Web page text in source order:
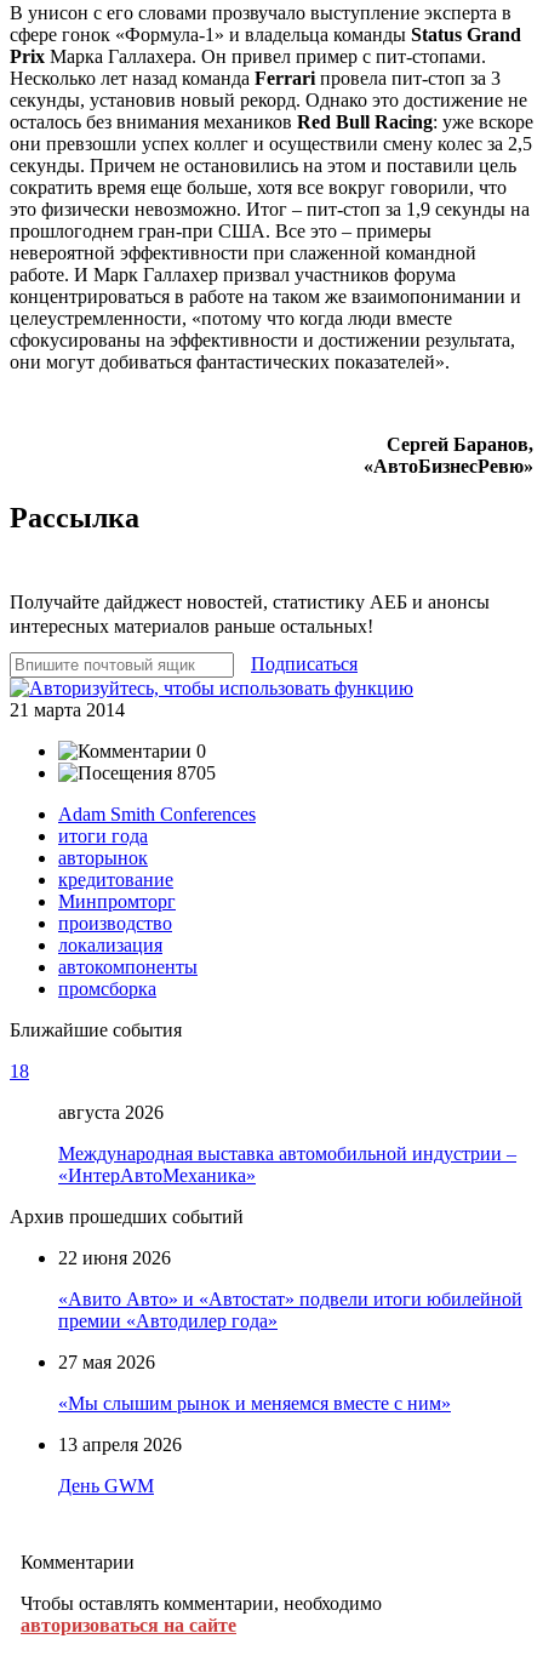
В унисон с его словами прозвучало выступление эксперта в
сфере гонок «Формула-1» и владельца команды Status Grand
Prix Марка Галлахера. Он привел пример с пит-стопами.
Несколько лет назад команда Ferrari провела пит-стоп за 3
секунды, установив новый рекорд. Однако это достижение не
осталось без внимания механиков Red Bull Racing: уже вскоре
они превзошли успех коллег и осуществили смену колес за 2,5
секунды. Причем не остановились на этом и поставили цель
сократить время еще больше, хотя все вокруг говорили, что
это физически невозможно. Итог – пит-стоп за 1,9 секунды на
прошлогоднем гран-при США. Все это – примеры
невероятной эффективности при слаженной командной
работе. И Марк Галлахер призвал участников форума
концентрироваться в работе на таком же взаимопонимании и
целеустремленности, «потому что когда люди вместе
сфокусированы на эффективности и достижении результата,
они могут добиваться фантастических показателей».
Сергей Баранов,
«АвтоБизнесРевю»
Рассылка
Получайте дайджест новостей, статистику АЕБ и анонсы
интересных материалов раньше остальных!
Подписаться
21 марта 2014
0
8705
Adam Smith Conferences
итоги года
авторынок
кредитование
Минпромторг
производство
локализация
автокомпоненты
промсборка
Ближайшие события
18
августа 2026
Международная выставка автомобильной индустрии –
«ИнтерАвтоМеханика»
Архив прошедших событий
22 июня 2026
«Авито Авто» и «Автостат» подвели итоги юбилейной
премии «Автодилер года»
27 мая 2026
«Мы слышим рынок и меняемся вместе с ним»
13 апреля 2026
День GWM
Комментарии
Чтобы оставлять комментарии, необходимо
авторизоваться на сайте